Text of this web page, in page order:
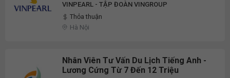
VINPEARL - TẬP ĐOÀN VINGROUP
Thỏa thuận
Hà Nội
Nhân Viên Tư Vấn Du Lịch Tiếng Anh -
Lương Cứng Từ 7 Đến 12 Triệu